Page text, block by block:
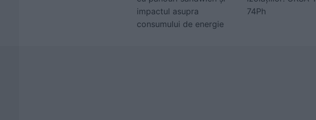
impactul asupra
consumului de energie
74Ph